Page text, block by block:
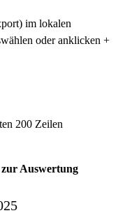
im lokalen
oder anklicken +
200 Zeilen
zur Auswertung